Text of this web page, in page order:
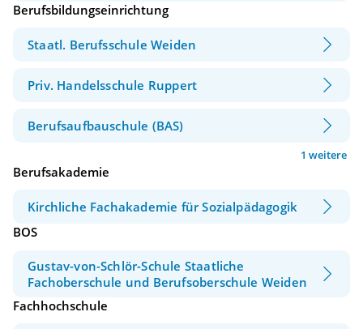
Berufsbildungseinrichtung
Staatl. Berufsschule Weiden
Priv. Handelsschule Ruppert
Berufsaufbauschule (BAS)
1 weitere
Berufsakademie
Kirchliche Fachakademie für Sozialpädagogik
BOS
Gustav-von-Schlör-Schule Staatliche
Fachoberschule und Berufsoberschule Weiden
Fachhochschule